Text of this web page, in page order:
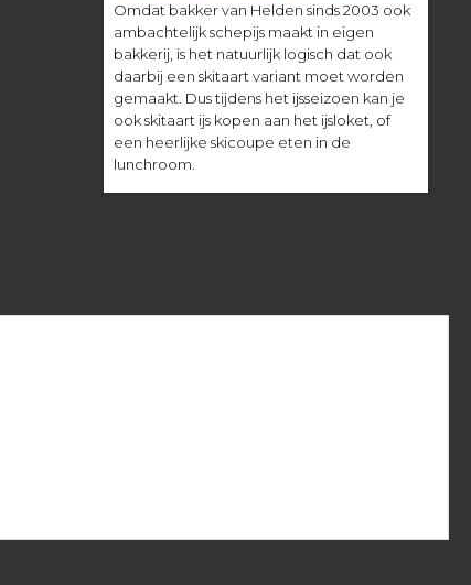
Omdat bakker van Helden sinds 2003 ook
ambachtelijk schepijs maakt in eigen
bakkerij, is het natuurlijk logisch dat ook
daarbij een skitaart variant moet worden
gemaakt. Dus tijdens het ijsseizoen kan je
ook skitaart ijs kopen aan het ijsloket, of
een heerlijke skicoupe eten in de
lunchroom.